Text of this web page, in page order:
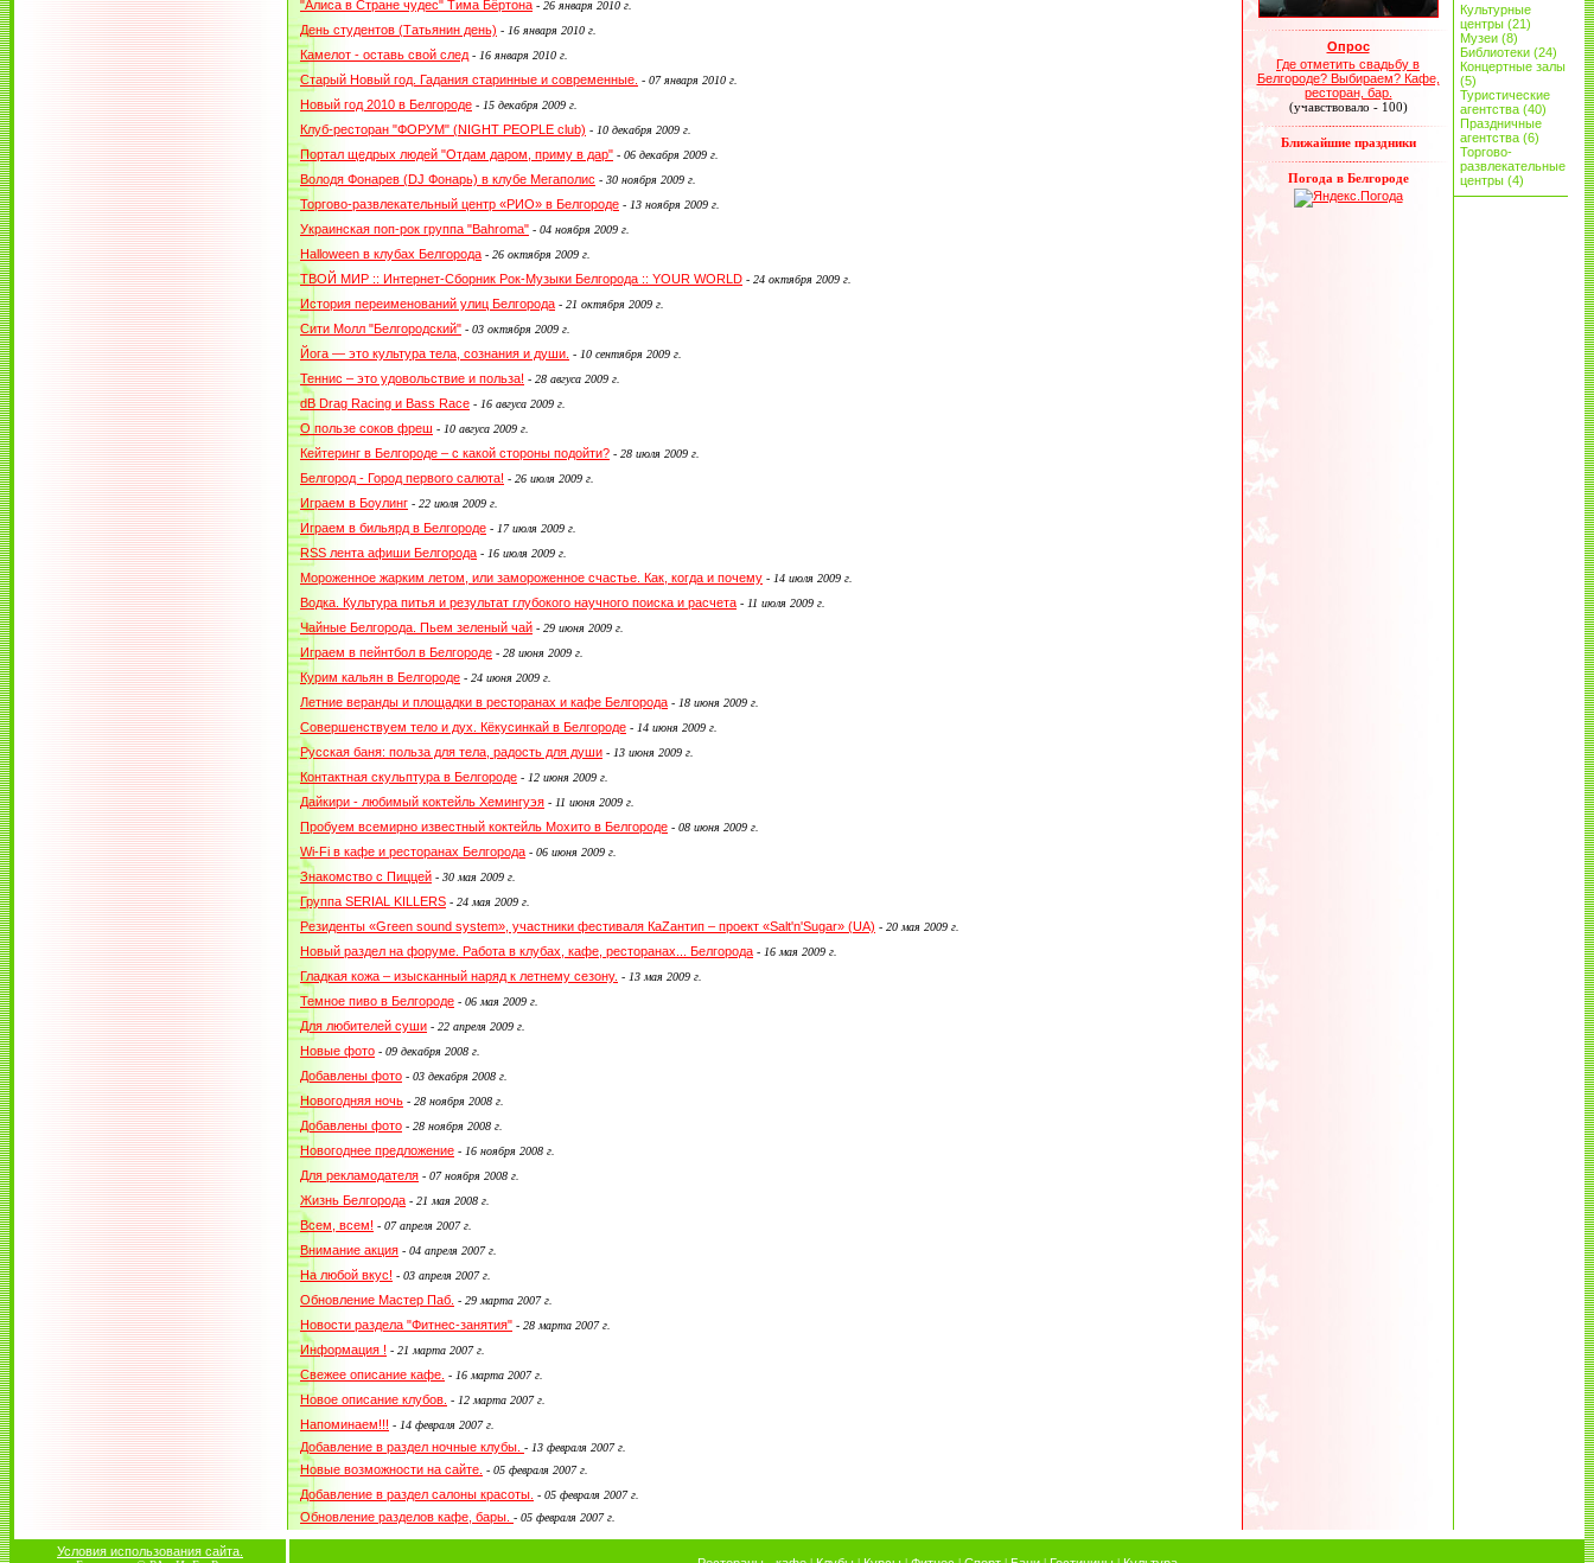
"Алиса в Стране чудес" Тима Бёртона - 26 января 2010 г.
День студентов (Татьянин день) - 16 января 2010 г.
Камелот - оставь свой след - 16 января 2010 г.
Старый Новый год. Гадания старинные и современные. - 07 января 2010 г.
Новый год 2010 в Белгороде - 15 декабря 2009 г.
Клуб-ресторан "ФОРУМ" (NIGHT PEOPLE club) - 10 декабря 2009 г.
Портал щедрых людей "Отдам даром, приму в дар" - 06 декабря 2009 г.
Володя Фонарев (DJ Фонарь) в клубе Мегаполис - 30 ноября 2009 г.
Торгово-развлекательный центр «РИО» в Белгороде - 13 ноября 2009 г.
Украинская поп-рок группа "Bahroma" - 04 ноября 2009 г.
Halloween в клубах Белгорода - 26 октября 2009 г.
ТВОЙ МИР :: Интернет-Сборник Рок-Музыки Белгорода :: YOUR WORLD - 24 октября 2009 г.
История переименований улиц Белгорода - 21 октября 2009 г.
Сити Молл "Белгородский" - 03 октября 2009 г.
Йога — это культура тела, сознания и души. - 10 сентября 2009 г.
Теннис – это удовольствие и польза! - 28 авгуса 2009 г.
dB Drag Racing и Bass Race - 16 авгуса 2009 г.
О пользе соков фреш - 10 авгуса 2009 г.
Кейтеринг в Белгороде – с какой стороны подойти? - 28 июля 2009 г.
Белгород - Город первого салюта! - 26 июля 2009 г.
Играем в Боулинг - 22 июля 2009 г.
Играем в бильярд в Белгороде - 17 июля 2009 г.
RSS лента афиши Белгорода - 16 июля 2009 г.
Мороженное жарким летом, или замороженное счастье. Как, когда и почему - 14 июля 2009 г.
Водка. Культура питья и результат глубокого научного поиска и расчета - 11 июля 2009 г.
Чайные Белгорода. Пьем зеленый чай - 29 июня 2009 г.
Играем в пейнтбол в Белгороде - 28 июня 2009 г.
Курим кальян в Белгороде - 24 июня 2009 г.
Летние веранды и площадки в ресторанах и кафе Белгорода - 18 июня 2009 г.
Совершенствуем тело и дух. Кёкусинкай в Белгороде - 14 июня 2009 г.
Русская баня: польза для тела, радость для души - 13 июня 2009 г.
Контактная скульптура в Белгороде - 12 июня 2009 г.
Дайкири - любимый коктейль Хемингуэя - 11 июня 2009 г.
Пробуем всемирно известный коктейль Мохито в Белгороде - 08 июня 2009 г.
Wi-Fi в кафе и ресторанах Белгорода - 06 июня 2009 г.
Знакомство с Пиццей - 30 мая 2009 г.
Группа SERIAL KILLERS - 24 мая 2009 г.
Резиденты «Green sound system», участники фестиваля КаZантип – проект «Salt'n'Sugar» (UA) - 20 мая 2009 г.
Новый раздел на форуме. Работа в клубах, кафе, ресторанах... Белгорода - 16 мая 2009 г.
Гладкая кожа – изысканный наряд к летнему сезону. - 13 мая 2009 г.
Темное пиво в Белгороде - 06 мая 2009 г.
Для любителей суши - 22 апреля 2009 г.
Новые фото - 09 декабря 2008 г.
Добавлены фото - 03 декабря 2008 г.
Новогодняя ночь - 28 ноября 2008 г.
Добавлены фото - 28 ноября 2008 г.
Новогоднее предложение - 16 ноября 2008 г.
Для рекламодателя - 07 ноября 2008 г.
Жизнь Белгорода - 21 мая 2008 г.
Всем, всем! - 07 апреля 2007 г.
Внимание акция - 04 апреля 2007 г.
На любой вкус! - 03 апреля 2007 г.
Обновление Мастер Паб. - 29 марта 2007 г.
Новости раздела "Фитнес-занятия" - 28 марта 2007 г.
Информация ! - 21 марта 2007 г.
Свежее описание кафе. - 16 марта 2007 г.
Новое описание клубов. - 12 марта 2007 г.
Напоминаем!!! - 14 февраля 2007 г.
Добавление в раздел ночные клубы. - 13 февраля 2007 г.
Новые возможности на сайте. - 05 февраля 2007 г.
Добавление в раздел салоны красоты. - 05 февраля 2007 г.
Обновление разделов кафе, бары. - 05 февраля 2007 г.
Опрос
Где отметить свадьбу в
Белгороде? Выбираем? Кафе,
ресторан, бар.
(учавствовало - 100)
Ближайшие праздники
Погода в Белгороде
Культурные
центры (21)
Музеи (8)
Библиотеки (24)
Концертные залы
(5)
Туристические
агентства (40)
Праздничные
агентства (6)
Торгово-
развлекательные
центры (4)
Условия использования сайта.